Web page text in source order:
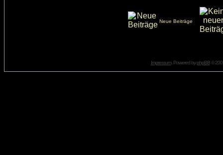
Neue Beiträge
Impressum. Powered byphpBB©